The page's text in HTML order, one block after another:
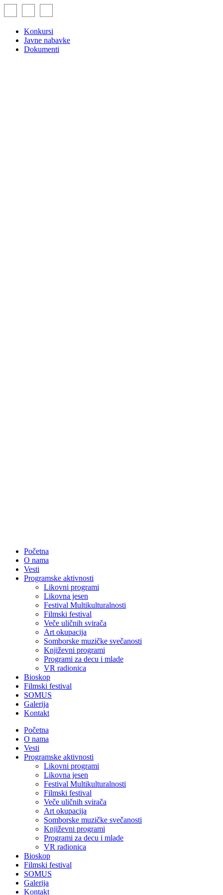
to
Konkursi
Javne nabavke
Dokumenti
Početna
O nama
Vesti
Programske aktivnosti
Likovni programi
Likovna jesen
Festival Multikulturalnosti
Filmski festival
Veče uličnih svirača
Art okupacija
Somborske muzičke svečanosti
Književni programi
Programi za decu i mlade
VR radionica
Bioskop
Filmski festival
SOMUS
Galerija
Kontakt
Početna
O nama
Vesti
Programske aktivnosti
Likovni programi
Likovna jesen
Festival Multikulturalnosti
Filmski festival
Veče uličnih svirača
Art okupacija
Somborske muzičke svečanosti
Književni programi
Programi za decu i mlade
VR radionica
Bioskop
Filmski festival
SOMUS
Galerija
Kontakt